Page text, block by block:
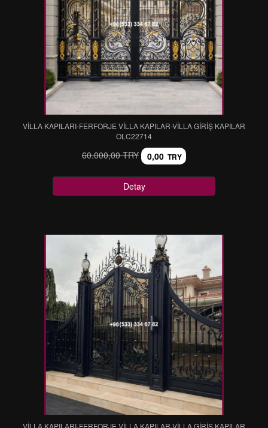
VİLLA KAPILARI-FERFORJE VİLLA KAPILAR-VİLLA GİRİŞ KAPILAR
OLC22714
60.000,00 TRY 0,00 TRY
Detay
VİLLA KAPILARI-FERFORJE VİLLA KAPILAR-VİLLA GİRİŞ KAPILAR